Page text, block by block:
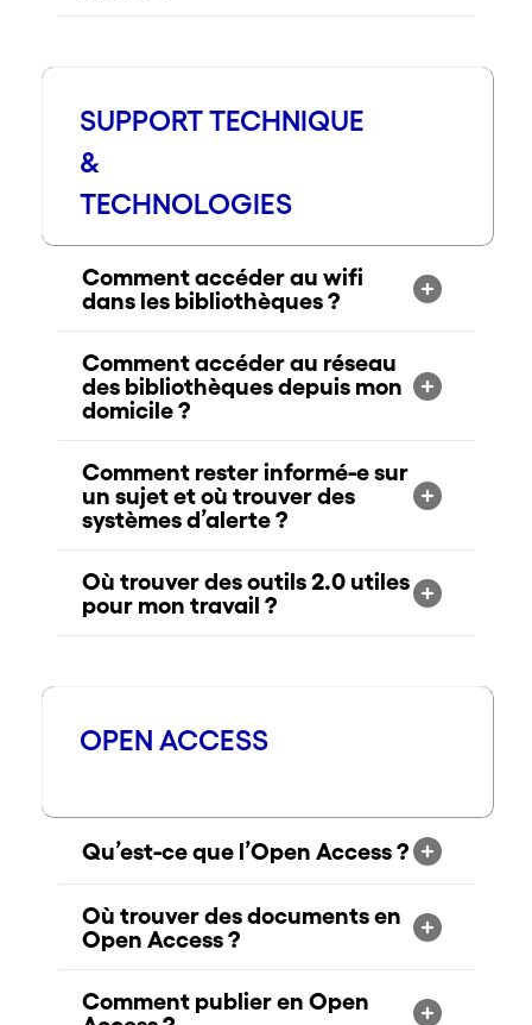
SUPPORT TECHNIQUE
&
TECHNOLOGIES
Comment accéder au wifi
dans les bibliothèques ?
Comment accéder au réseau
des bibliothèques depuis mon
domicile ?
Comment rester informé-e sur
un sujet et où trouver des
systèmes d’alerte ?
Où trouver des outils 2.0 utiles
pour mon travail ?
OPEN ACCESS
Qu’est-ce que l’Open Access ?
Où trouver des documents en
Open Access ?
Comment publier en Open